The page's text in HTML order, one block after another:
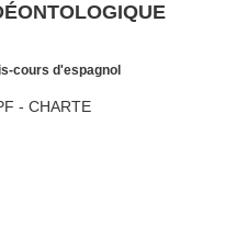
cours d'espagnol